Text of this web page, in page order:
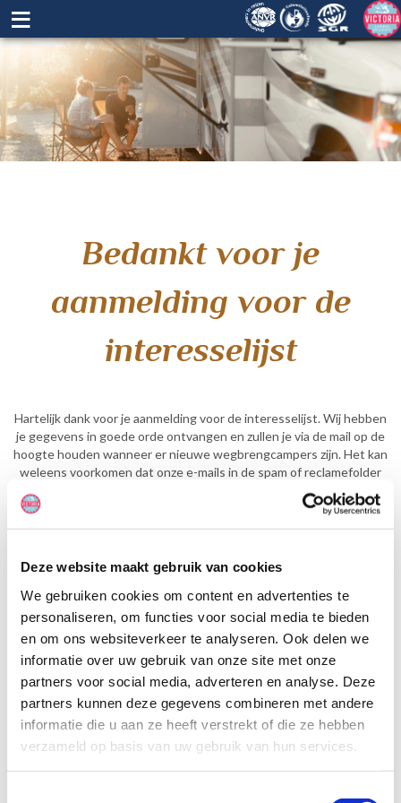
Deze website maakt gebruik van cookies
We gebruiken cookies om content en advertenties te
personaliseren, om functies voor social media te bieden
en om ons websiteverkeer te analyseren. Ook delen we
informatie over uw gebruik van onze site met onze
partners voor social media, adverteren en analyse. Deze
partners kunnen deze gegevens combineren met andere
informatie die u aan ze heeft verstrekt of die ze hebben
verzameld op basis van uw gebruik van hun services.
≡
Bedankt voor je
aanmelding voor de
interesselijst
Hartelijk dank voor je aanmelding voor de interesselijst. Wij hebben
je gegevens in goede orde ontvangen en zullen je via de mail op de
hoogte houden wanneer er nieuwe wegbrengcampers zijn. Het kan
weleens voorkomen dat onze e-mails in de spam of reclamefolder
terecht komen. Houd deze de komende tijd dan ook even in de
op te nemen.
Wij zijn telefonisch bereikbaar op 072-2010175 en via e-mail
info@victoriacamperholidays.nl
Wegbrengcampers in Amerika
en Canada: beschikbaarheid en
vertrekperiodes
ideale en voordelige manier om deze droom werkelijkheid te maken.